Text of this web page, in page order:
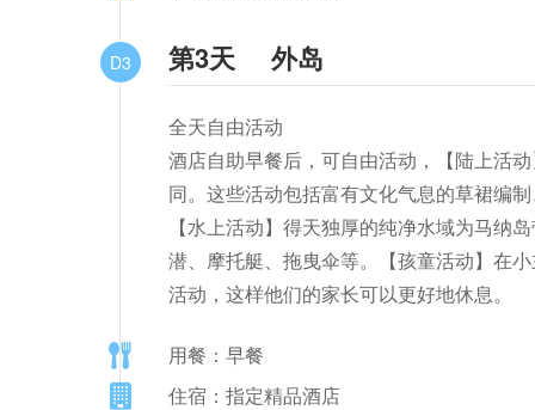
D3 第3天 外岛
全天自由活动
酒店自助早餐后，可自由活动，【陆上活
同。这些活动包括富有文化气息的草裙编
【水上活动】得天独厚的纯净水域为马纳
潜、摩托艇、拖曳伞等。【孩童活动】在
活动，这样他们的家长可以更好地休息。
用餐：早餐
住宿：指定精品酒店